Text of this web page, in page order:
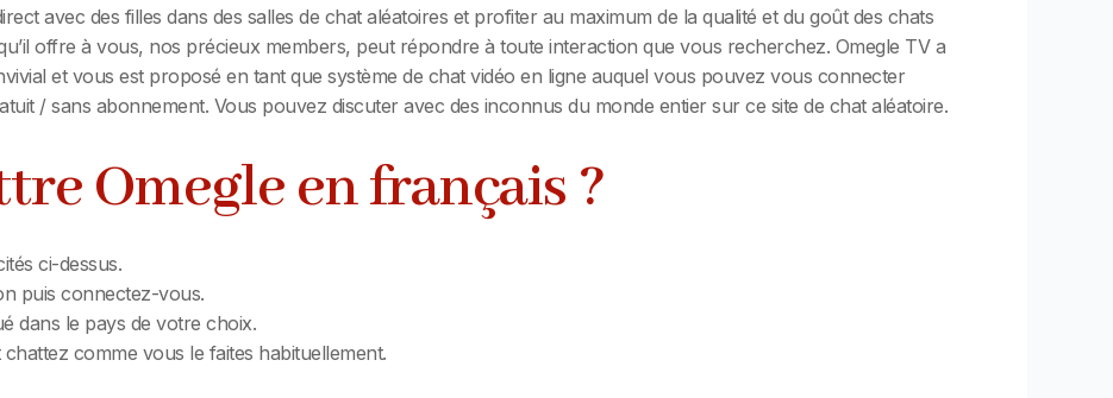
avec des filles dans des salles de chat aléatoires et profiter au maximum de la qualité et du goût des chats
offre à vous, nos précieux members, peut répondre à toute interaction que vous recherchez. Omegle TV a
et vous est proposé en tant que système de chat vidéo en ligne auquel vous pouvez vous connecter
/ sans abonnement. Vous pouvez discuter avec des inconnus du monde entier sur ce site de chat aléatoire.
Omegle en français ?
ci-dessus.
puis connectez-vous.
dans le pays de votre choix.
comme vous le faites habituellement.